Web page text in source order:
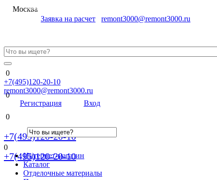
Москва
Заявка на расчет
remont3000@remont3000.ru
0
0
0
+7(495)120-20-10
+7(495)120-20-10
remont3000@remont3000.ru
Меню
Регистрация Вход
0
+7(495)120-20-10
Интернет-магазин
Каталог
Отделочные материалы